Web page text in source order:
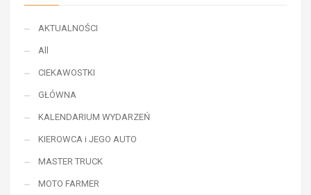
AKTUALNOŚCI
All
CIEKAWOSTKI
GŁÓWNA
KALENDARIUM WYDARZEŃ
KIEROWCA i JEGO AUTO
MASTER TRUCK
MOTO FARMER